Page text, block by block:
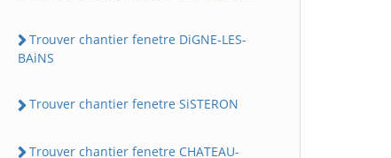
Trouver chantier fenetre DiGNE-LES-
BAiNS
Trouver chantier fenetre SiSTERON
Trouver chantier fenetre CHATEAU-